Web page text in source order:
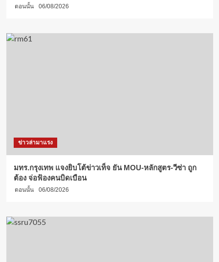
ตอนนั้น 06/08/2026
ข่าวล่ามาแรง
มทร.กรุงเทพ แจงยิบโต้ข่าวเท็จ ยัน MOU-หลักสูตร-วีซ่า ถูก
ต้อง จ่อฟ้องคนบิดเบือน
ตอนนั้น 06/08/2026